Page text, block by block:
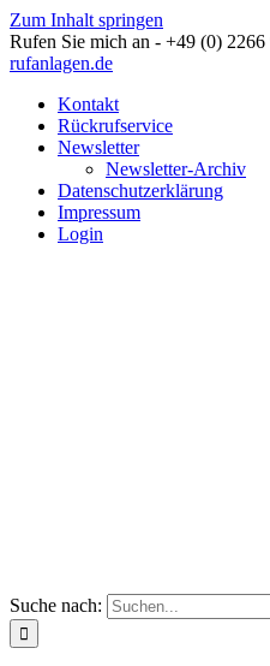
Zum Inhalt springen
Rufen Sie mich an - +49 (0) 2266
rufanlagen.de
Kontakt
Rückrufservice
Newsletter
Newsletter-Archiv
Datenschutzerklärung
Impressum
Login
Suche nach: